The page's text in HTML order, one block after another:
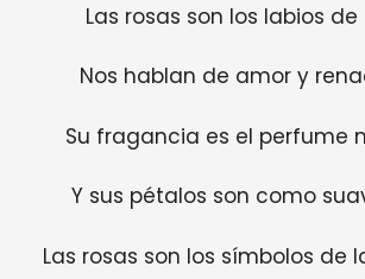
Las rosas son los labios
Nos hablan de amor y
Su fragancia es el perfume
Y sus pétalos son como
Las rosas son los símbolos de